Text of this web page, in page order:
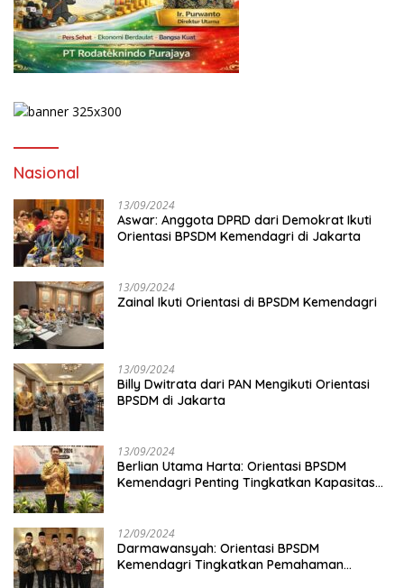
Nasional
13/09/2024
Aswar: Anggota DPRD dari Demokrat Ikuti
Orientasi BPSDM Kemendagri di Jakarta
13/09/2024
Zainal Ikuti Orientasi di BPSDM Kemendagri
13/09/2024
Billy Dwitrata dari PAN Mengikuti Orientasi
BPSDM di Jakarta
13/09/2024
Berlian Utama Harta: Orientasi BPSDM
Kemendagri Penting Tingkatkan Kapasitas
12/09/2024
Darmawansyah: Orientasi BPSDM
Kemendagri Tingkatkan Pemahaman